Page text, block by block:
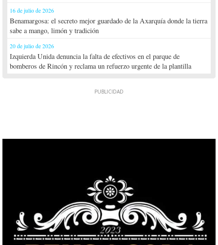
16 de julio de 2026
Benamargosa: el secreto mejor guardado de la Axarquía donde la tierra
sabe a mango, limón y tradición
20 de julio de 2026
Izquierda Unida denuncia la falta de efectivos en el parque de
bomberos de Rincón y reclama un refuerzo urgente de la plantilla